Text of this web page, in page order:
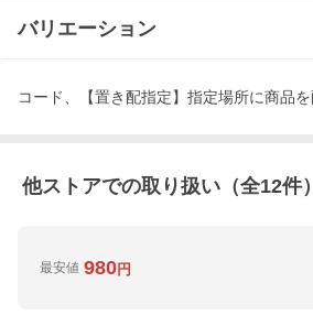
バリエーション
コード、【置き配指定】指定場所に商品
他ストアでの取り扱い（全12件）
最安値 980円